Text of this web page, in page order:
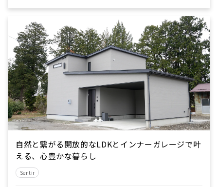
自然と繋がる開放的なLDKとインナーガレージで叶
える、心豊かな暮らし
Sentir